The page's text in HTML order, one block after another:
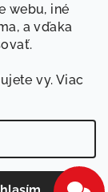
webu, iné
avďaka
vy. Viac
Upraviť